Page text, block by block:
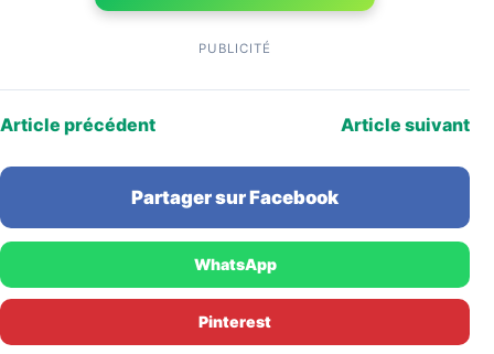
PUBLICITÉ
Article précédent Article suivant
Partager sur Facebook
WhatsApp
Pinterest